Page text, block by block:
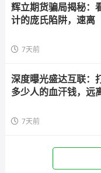
辉立期货骗局揭秘：
计的庞氏陷阱，速离
7天前
深度曝光盛达互联：
多少人的血汗钱，远
7天前